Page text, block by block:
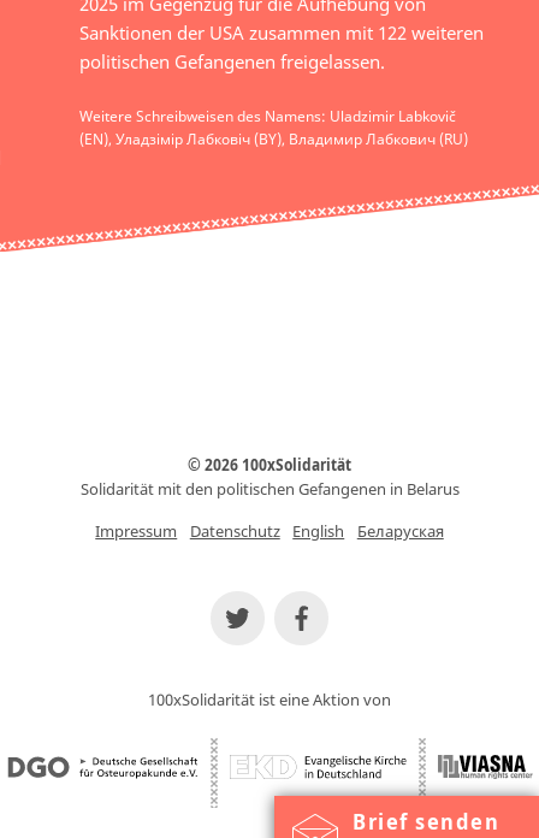
Brief senden
Sanktionen der USA zusammen mit 122 weiteren
politischen Gefangenen freigelassen.
Weitere Schreibweisen des Namens: Uladzimir Labkovič
(EN), Уладзімір Лабковіч (BY), Владимир Лабкович (RU)
© 2026 100xSolidarität
Solidarität mit den politischen Gefangenen in Belarus
Impressum
Datenschutz English Беларуская
100xSolidarität ist eine Aktion von